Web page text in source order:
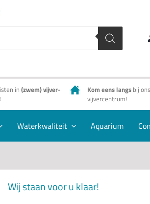
in(zwem) vijver-
Kom eens langsbij ons
vijvercentrum!
Waterkwaliteit Aquarium
Wij staan voor u klaar!